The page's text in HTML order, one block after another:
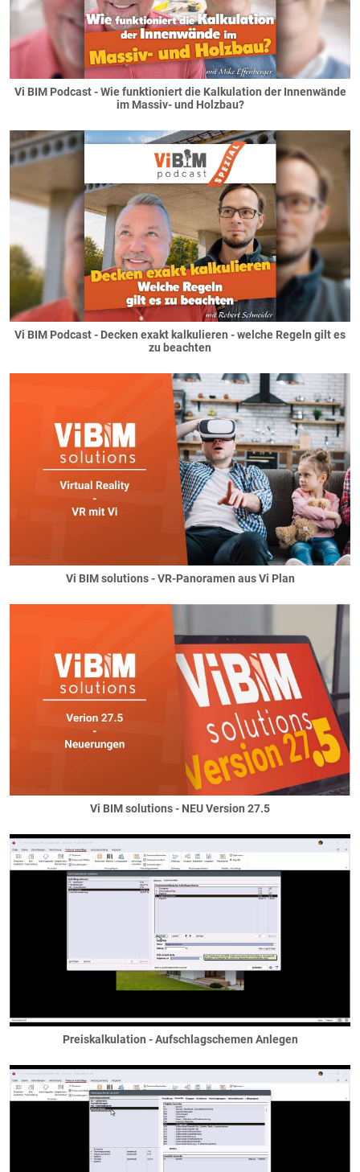
Vi BIM Podcast - Wie funktioniert die Kalkulation der Innenwände
im Massiv- und Holzbau?
Vi BIM Podcast - Decken exakt kalkulieren - welche Regeln gilt es
zu beachten
Vi BIM solutions - VR-Panoramen aus Vi Plan
Vi BIM solutions - NEU Version 27.5
Preiskalkulation - Aufschlagschemen Anlegen